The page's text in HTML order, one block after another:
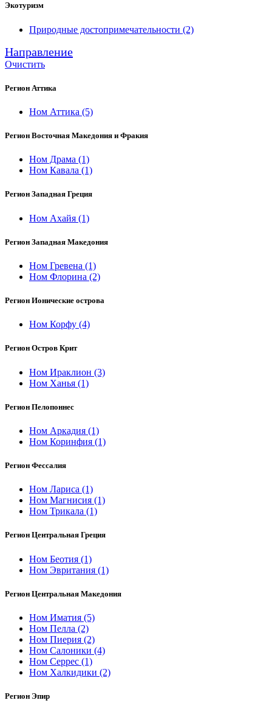
Экотуризм
Природные достопримечательности (2)
Направление
Очистить
Регион Аттика
Ном Аттика (5)
Регион Восточная Македония и Фракия
Ном Драма (1)
Ном Кавала (1)
Регион Западная Греция
Ном Ахайя (1)
Регион Западная Македония
Ном Гревена (1)
Ном Флорина (2)
Регион Ионические острова
Ном Корфу (4)
Регион Остров Крит
Ном Ираклион (3)
Ном Ханья (1)
Регион Пелопоннес
Ном Аркадия (1)
Ном Коринфия (1)
Регион Фессалия
Ном Лариса (1)
Ном Магнисия (1)
Ном Трикала (1)
Регион Центральная Греция
Ном Беотия (1)
Ном Эвритания (1)
Регион Центральная Македония
Ном Иматия (5)
Ном Пелла (2)
Ном Пиерия (2)
Ном Салоники (4)
Ном Серрес (1)
Ном Халкидики (2)
Регион Эпир